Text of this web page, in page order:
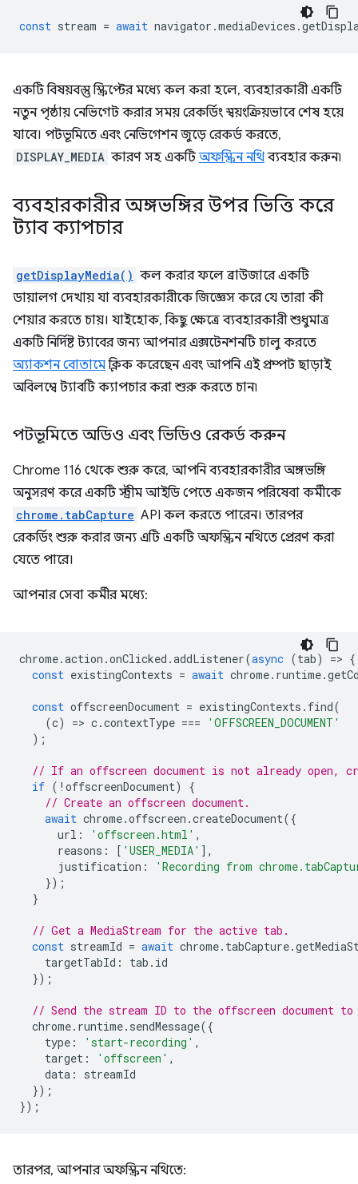
const stream = await navigator .mediaDevices .
একটি বিষয়বস্তু স্ক্রিপ্টের মধ্যে কল করা হলে, ব্যবহারকারী একটি
নতুন পৃষ্ঠায় নেভিগেট করার সময় রেকর্ডিং স্বয়ংক্রিয়ভাবে শেষ হয়ে
যাবে। পটভূমিতে এবং নেভিগেশন জুড়ে রেকর্ড করতে,
DISPLAY_MEDIA কারণ সহ একটিঅফস্ক্রিন নথিব্যবহার করুন৷
ব্যবহারকারীর অঙ্গভঙ্গির উপর ভিত্তি করে
ট্যাব ক্যাপচার
getDisplayMedia() কল করার ফলে ব্রাউজারে একটি
ডায়ালগ দেখায় যা ব্যবহারকারীকে জিজ্ঞেস করে যে তারা কী
শেয়ার করতে চায়। যাইহোক, কিছু ক্ষেত্রে ব্যবহারকারী শুধুমাত্র
একটি নির্দিষ্ট ট্যাবের জন্য আপনার এক্সটেনশনটি চালু করতে
অ্যাকশন বোতামেক্লিক করেছেন এবং আপনি এই প্রম্পট ছাড়াই
অবিলম্বে ট্যাবটি ক্যাপচার করা শুরু করতে চান৷
পটভূমিতে অডিও এবং ভিডিও রেকর্ড করুন
Chrome 116 থেকে শুরু করে, আপনি ব্যবহারকারীর অঙ্গভঙ্গি
অনুসরণ করে একটি স্ট্রীম আইডি পেতে একজন পরিষেবা কর্মীকে
chrome.tabCapture API কল করতে পারেন। তারপর
রেকর্ডিং শুরু করার জন্য এটি একটি অফস্ক্রিন নথিতে প্রেরণ করা
যেতে পারে।
আপনার সেবা কর্মীর মধ্যে:
chrome.action .onClicked .addListener(async (tab) => {
const existingContexts = await chrome. runtime.
const offscreenDocument = existingContexts . find(
(c) => c.contextType ===
'OFFSCREEN_DOCUMENT'
);
// If an offscreen document is not already open,
if ( ! offscreenDocument)
{
// Create an offscreen document.
await chrome.offscreen .createDocument({
url : 'offscreen.html' ,
reasons : [ 'USER_MEDIA' ],
justification :
'Recording from
});
}
// Get a MediaStream for the active tab.
const streamId = await chrome. tabCapture.
targetTabId : tab . id
});
// Send the stream ID to the offscreen document
chrome. runtime. sendMessage({
type : 'start-recording' ,
target : 'offscreen' ,
data :
streamId
});
});
তারপর, আপনার অফস্ক্রিন নথিতে: